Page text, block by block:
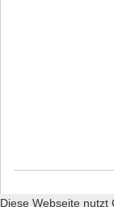
Diese Webseite